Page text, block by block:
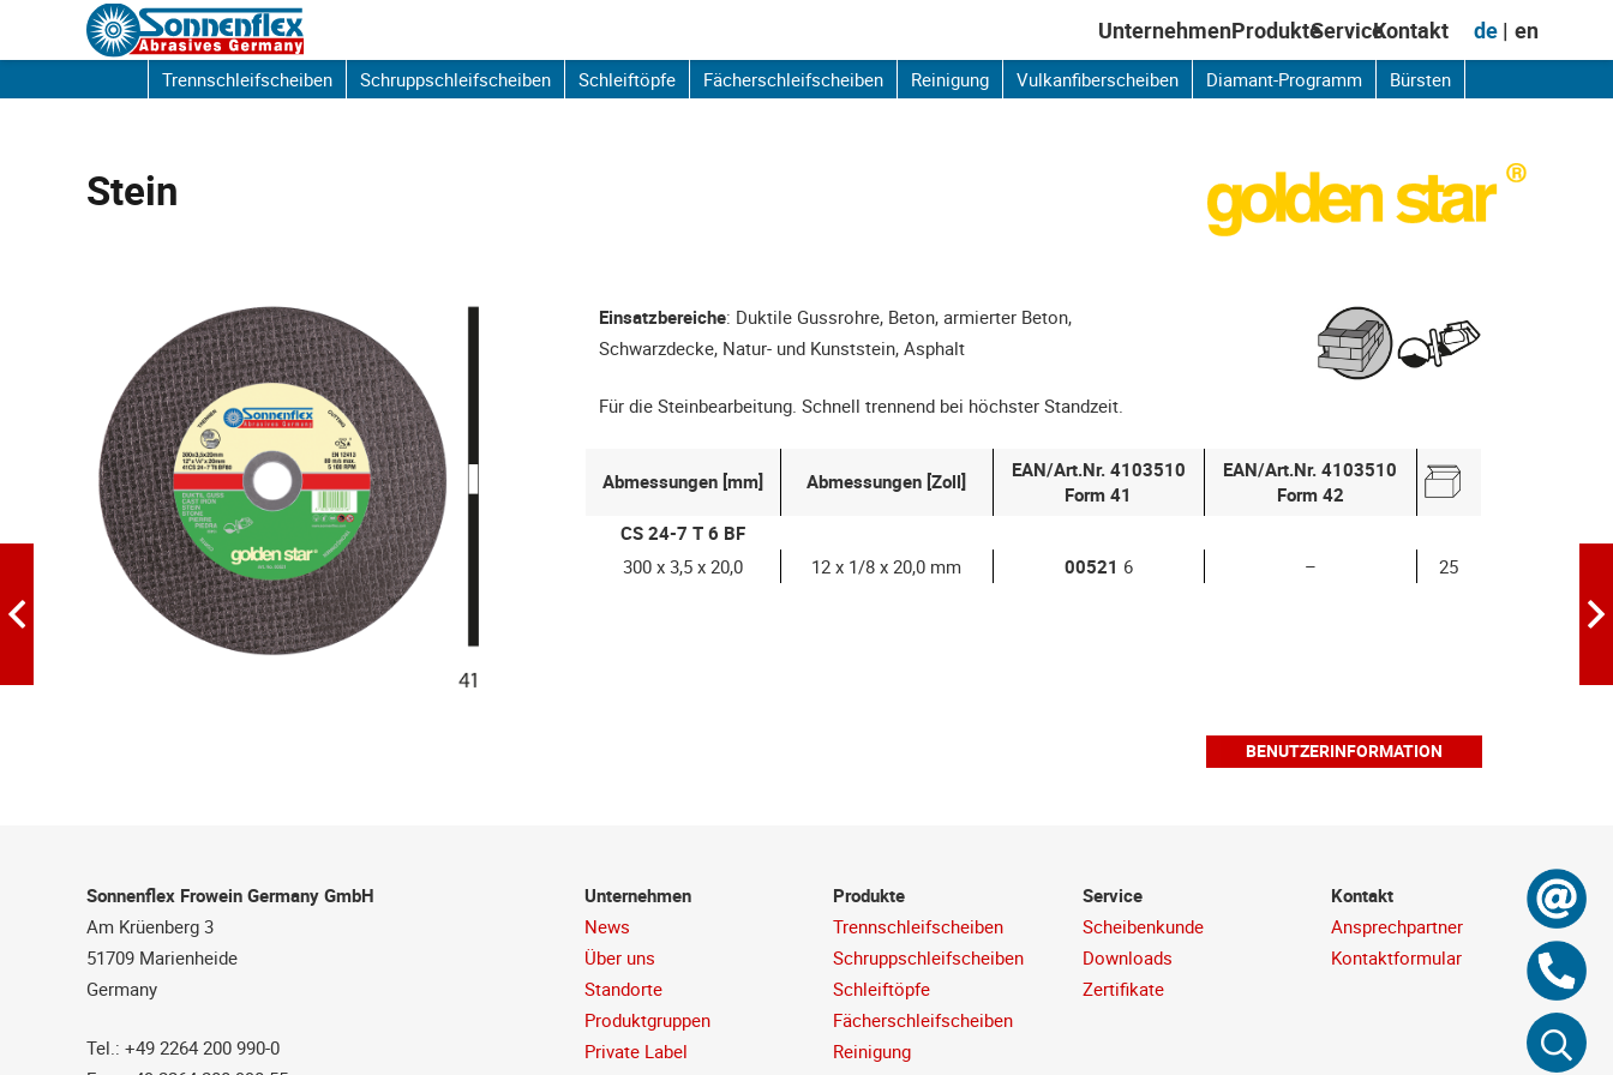
UnternehmenProdukteServiceKontakt de en
Trennschleifscheiben Schruppschleifscheiben Schleiftöpfe Fächerschleifscheiben Reinigung Vulkanfiberscheiben Diamant-Programm Bürsten
Stein
Einsatzbereiche: Duktile Gussrohre, Beton, armierter Beton,
Schwarzdecke, Natur- und Kunststein, Asphalt
Für die Steinbearbeitung. Schnell trennend bei höchster Standzeit.
Abmessungen [mm] Abmessungen [Zoll]
EAN/Art.Nr. 4103510
Form 41
EAN/Art.Nr. 4103510
Form 42
CS 24-7 T 6 BF
300 x 3,5 x 20,0
12 x 1/8 x 20,0 mm 00521 6 – 25
BENUTZERINFORMATION
Sonnenflex Frowein Germany GmbH
Am Krüenberg 3
51709 Marienheide
Germany
Tel.: +49 2264 200 990-0
Unternehmen
News
Über uns
Standorte
Produktgruppen
Private Label
Produkte
Trennschleifscheiben
Schruppschleifscheiben
Schleiftöpfe
Fächerschleifscheiben
Reinigung
Service
Scheibenkunde
Downloads
Zertifikate
Kontakt
Ansprechpartner
Kontaktformular